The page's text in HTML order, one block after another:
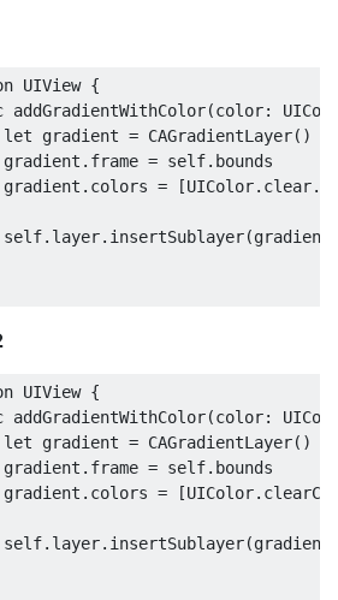
UIView {
addGradientWithColor
(color:
let gradient = CAGradientLayer()
. frame = self. bounds
. colors = [UIColor. clear.
self. layer. insertSublayer(gradient
UIView {
addGradientWithColor
(color:
let gradient = CAGradientLayer()
. frame = self. bounds
. colors = [UIColor.
self. layer. insertSublayer(gradient